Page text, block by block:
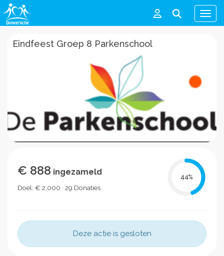
Menu
Eindfeest Groep 8 Parkenschool
€ 888 ingezameld
Doel: € 2.000 · 29 Donaties
44%
Deze actie is gesloten